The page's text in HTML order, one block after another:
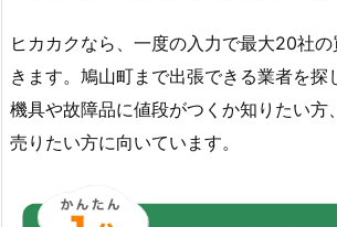
ヒカカクなら、一度の入力で最大20社
きます。鳩山町まで出張できる業者を探
機具や故障品に値段がつくか知りたい方
売りたい方に向いています。